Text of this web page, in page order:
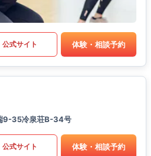
公式サイト 体験・相談予約
9-35冷泉荘B-34号
公式サイト 体験・相談予約